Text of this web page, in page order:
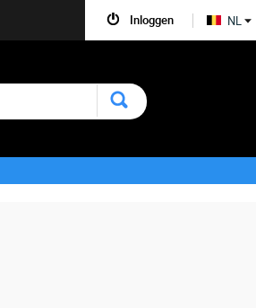
Inloggen NL